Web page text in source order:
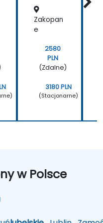
Zakopan
e
2580
PLN
(Zdalne)
3180 PLN
(Stacjonarne)
w Polsce